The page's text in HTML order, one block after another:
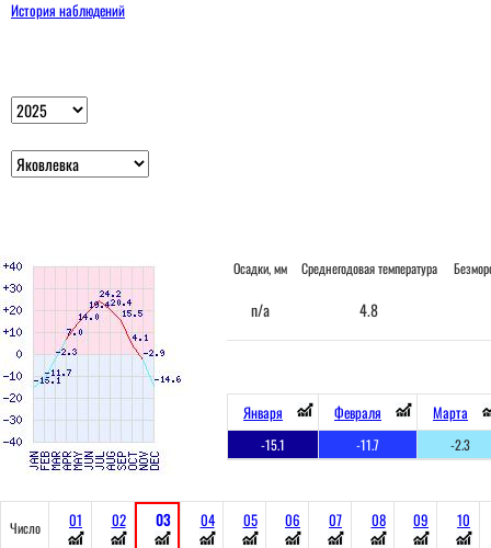
История наблюдений
Осадки, мм Среднегодовая температура
n/a 4.8
Января Февраля Марта
-15.1 -11.7 -2.3
Число 01 02 03 04 05 06 07 08 09 10